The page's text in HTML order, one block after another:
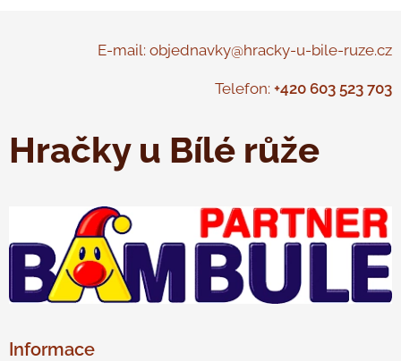
E-mail: objednavky@hracky-u-bile-ruze.cz
Telefon: +420 603 523 703
Hračky u Bílé růže
Informace